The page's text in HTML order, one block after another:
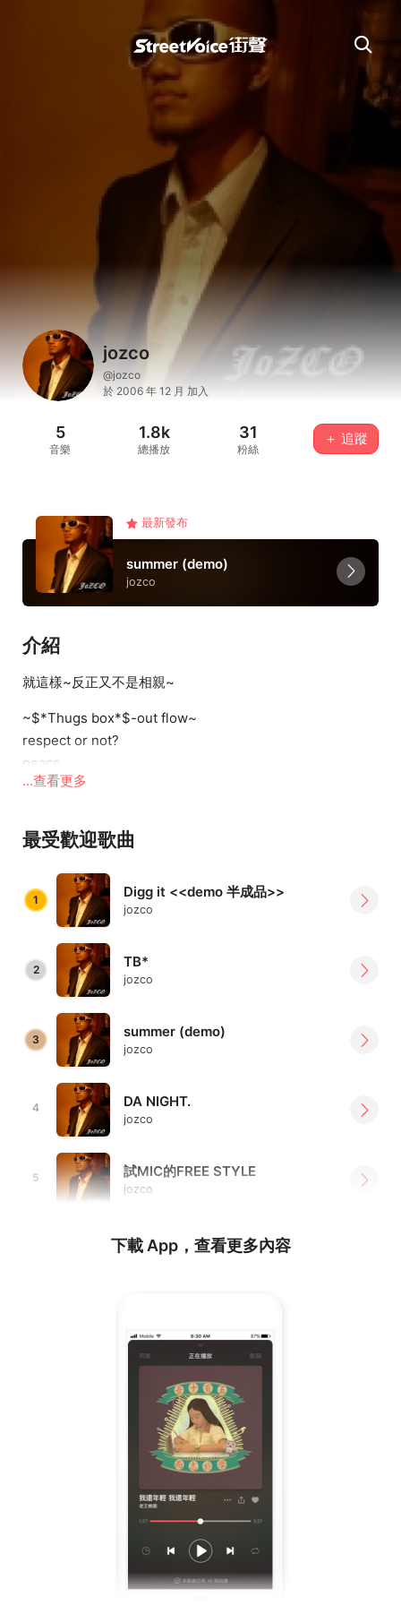
jozco
@jozco
於 2006 年 12 月 加入
5
音樂
1.8k
總播放
31
粉絲
＋ 追蹤
最新發布
summer (demo)
jozco
介紹
就這樣~反正又不是相親~
~$*Thugs box*$-out flow~
respect or not?
peace
...查看更多
最受歡迎歌曲
1 Digg it <<demo 半成品>>
jozco
2 TB*
jozco
3 summer (demo)
jozco
4 DA NIGHT.
jozco
5 試MIC的FREE STYLE
jozco
下載 App，查看更多內容